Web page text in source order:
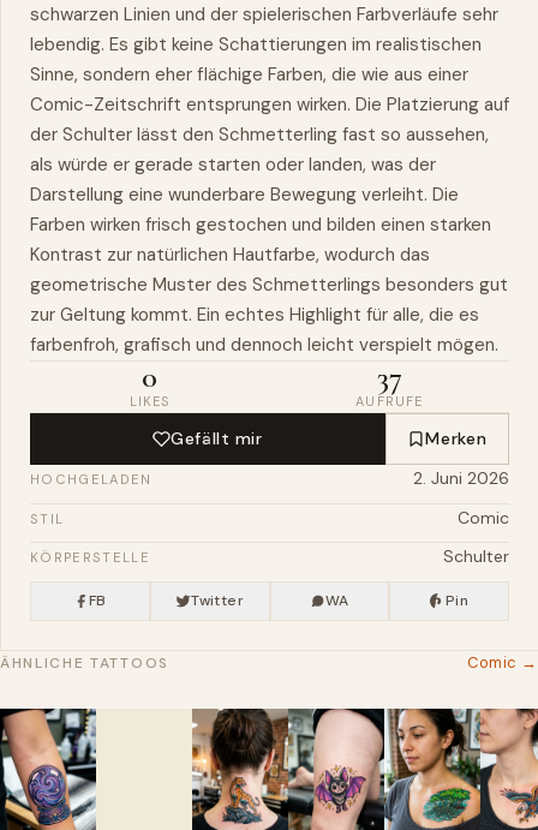
schwarzen Linien und der spielerischen Farbverläufe sehr
lebendig. Es gibt keine Schattierungen im realistischen
Sinne, sondern eher flächige Farben, die wie aus einer
Comic-Zeitschrift entsprungen wirken. Die Platzierung auf
der Schulter lässt den Schmetterling fast so aussehen,
als würde er gerade starten oder landen, was der
Darstellung eine wunderbare Bewegung verleiht. Die
Farben wirken frisch gestochen und bilden einen starken
Kontrast zur natürlichen Hautfarbe, wodurch das
geometrische Muster des Schmetterlings besonders gut
zur Geltung kommt. Ein echtes Highlight für alle, die es
farbenfroh, grafisch und dennoch leicht verspielt mögen.
0
LIKES
37
AUFRUFE
Gefällt mir Merken
HOCHGELADEN 2. Juni 2026
STIL Comic
KÖRPERSTELLE Schulter
FB Twitter WA Pin
ÄHNLICHE TATTOOS Comic →